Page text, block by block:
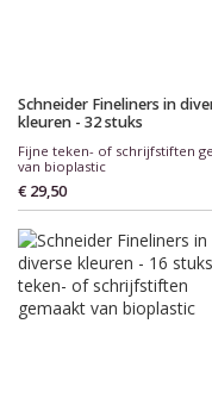
Schneider Fineliners in
kleuren - 32 stuks
Fijne teken- of schrijfstiften
van bioplastic
€ 29,50